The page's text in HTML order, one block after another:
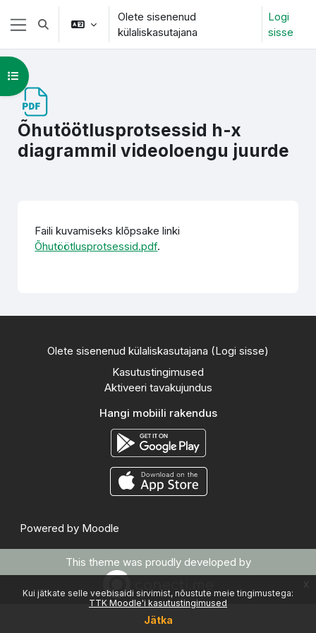
Jäta vahele peasisuni
Kui jätkate selle veebisaidi sirvimist, nõustute meie tingimustega:
TTK Moodle'i kasutustingimused
Jätka
x
Küljepaneel
Lülitab otsingu sisendi
Olete sisenenud
külaliskasutajana
Logi
sisse
Õhutöötlusprotsessid h-x
diagrammil videoloengu juurde
Ava kursuse sisukord
Faili kuvamiseks klõpsake linki
Õhutöötlusprotsessid.pdf.
Olete sisenenud külaliskasutajana (Logi sisse)
Kasutustingimused
Aktiveeri tavakujundus
Hangi mobiili rakendus
Powered by Moodle
This theme was proudly developed by